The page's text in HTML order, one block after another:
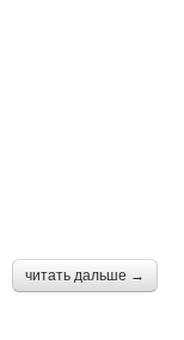
читать дальше →